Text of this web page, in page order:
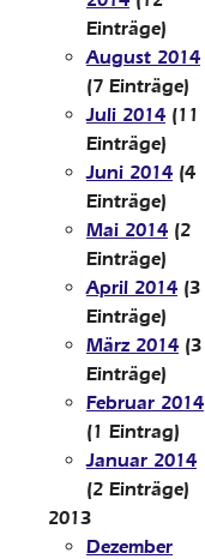
Einträge)
August 2014
(7 Einträge)
Juli 2014 (11
Einträge)
Juni 2014 (4
Einträge)
Mai 2014 (2
Einträge)
April 2014 (3
Einträge)
März 2014 (3
Einträge)
Februar 2014
(1 Eintrag)
Januar 2014
(2 Einträge)
2013
Dezember